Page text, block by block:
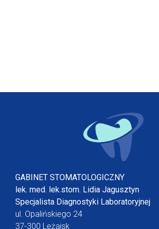
GABINET STOMATOLOGICZNY
lek. med. lek.stom. Lidia Jagusztyn
Specjalista Diagnostyki Laboratoryjnej
ul. Opalińskiego 24
37-300 Leżajsk